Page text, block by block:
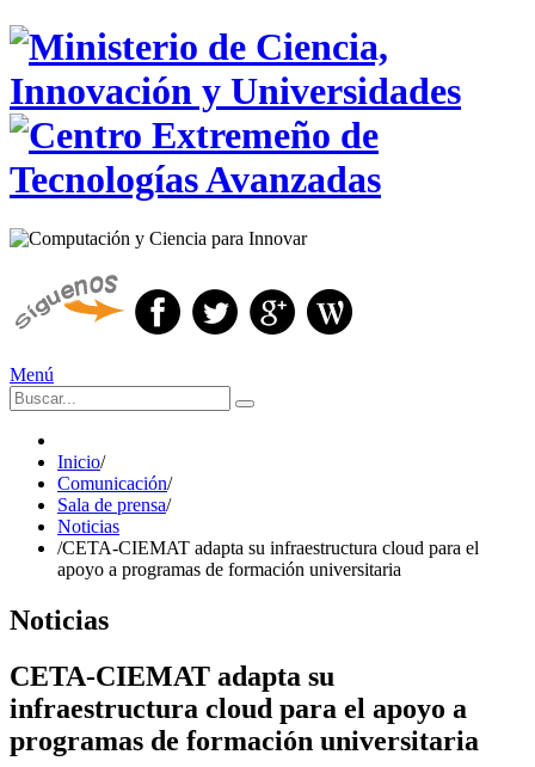
Menú
Inicio/
Comunicación/
Sala de prensa/
Noticias
/CETA-CIEMAT adapta su infraestructura cloud para el
apoyo a programas de formación universitaria
Noticias
CETA-CIEMAT adapta su
infraestructura cloud para el apoyo a
programas de formación universitaria